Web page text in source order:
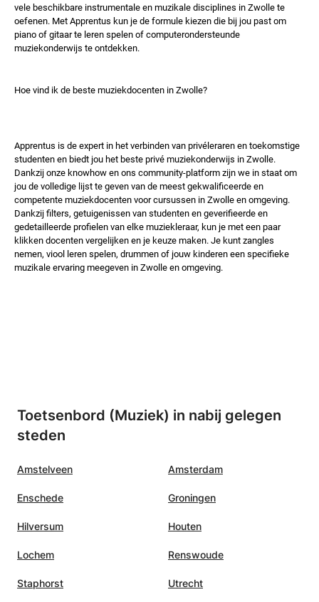
vele beschikbare instrumentale en muzikale disciplines in Zwolle te
oefenen. Met Apprentus kun je de formule kiezen die bij jou past om
piano of gitaar te leren spelen of computerondersteunde
muziekonderwijs te ontdekken.
Hoe vind ik de beste muziekdocenten in Zwolle?
Apprentus is de expert in het verbinden van privéleraren en toekomstige
studenten en biedt jou het beste privé muziekonderwijs in Zwolle.
Dankzij onze knowhow en ons community-platform zijn we in staat om
jou de volledige lijst te geven van de meest gekwalificeerde en
competente muziekdocenten voor cursussen in Zwolle en omgeving.
Dankzij filters, getuigenissen van studenten en geverifieerde en
gedetailleerde profielen van elke muziekleraar, kun je met een paar
klikken docenten vergelijken en je keuze maken. Je kunt zangles
nemen, viool leren spelen, drummen of jouw kinderen een specifieke
muzikale ervaring meegeven in Zwolle en omgeving.
Toetsenbord (Muziek) in nabij gelegen
steden
Amstelveen Amsterdam
Enschede Groningen
Hilversum Houten
Lochem Renswoude
Staphorst Utrecht